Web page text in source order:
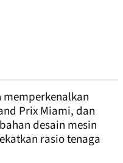
memperkenalkan
Prix Miami, dan
desain mesin
rasio tenaga